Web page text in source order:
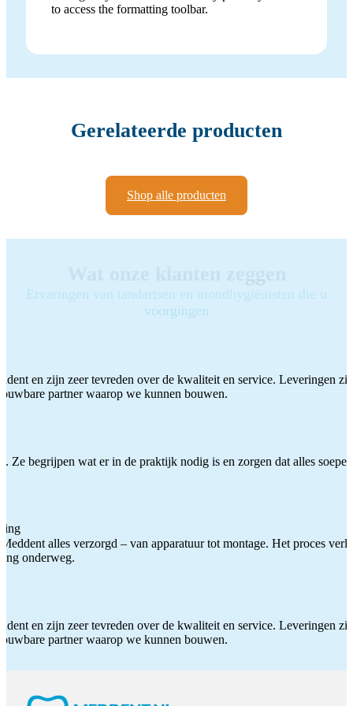
to access the formatting toolbar.
Gerelateerde producten
Shop alle producten
Ervaringen van tandartsen en mondhygiënisten die u
voorgingen
en zijn zeer tevreden over de kwaliteit en service. Leveringen
partner waarop we kunnen bouwen.
Ze begrijpen wat er in de praktijk nodig is en zorgen dat alles
alles verzorgd – van apparatuur tot montage. Het proces
onderweg.
en zijn zeer tevreden over de kwaliteit en service. Leveringen
partner waarop we kunnen bouwen.